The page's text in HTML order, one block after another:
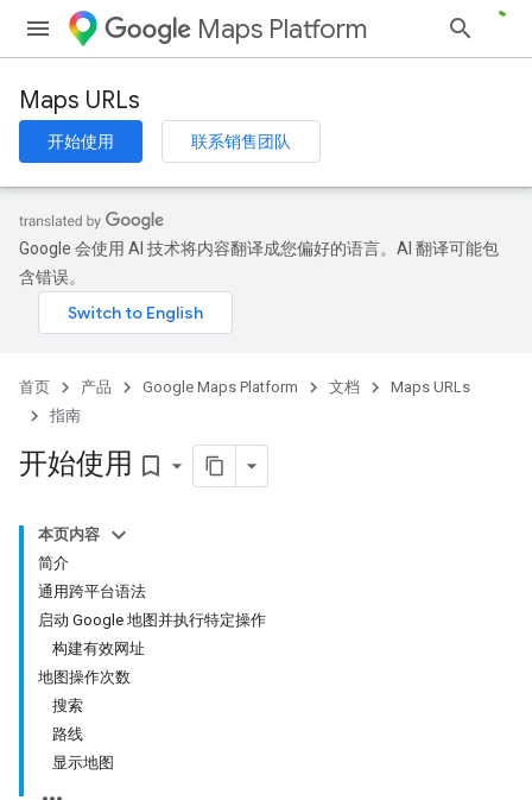
Maps Platform
Maps URLs
开始使用 联系销售团队
Google 会使用 AI 技术将内容翻译成您偏好的语言。AI 翻译可能包
含错误。
首页 产品 Google Maps Platform 文档
Maps URLs
指南
开始使用 bookmark_border
本页内容
简介
通用跨平台语法
启动 Google 地图并执行特定操作
构建有效网址
地图操作次数
搜索
路线
显示地图